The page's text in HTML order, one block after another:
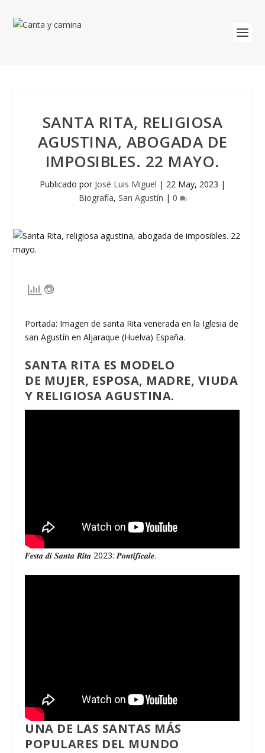
SANTA RITA, RELIGIOSA
AGUSTINA, ABOGADA DE
IMPOSIBLES. 22 MAYO.
Publicado por José Luis Miguel | 22 May, 2023 |
Biografía, San Agustín | 0
Portada: Imagen de santa Rita venerada en la Iglesia de
san Agustín en Aljaraque (Huelva) España.
SANTA RITA ES MODELO
DE MUJER, ESPOSA, MADRE, VIUDA
Y RELIGIOSA AGUSTINA.
𝑭𝒆𝒔𝒕𝒂 𝒅𝒊 𝑺𝒂𝒏𝒕𝒂 𝑹𝒊𝒕𝒂 2023: 𝑷𝒐𝒏𝒕𝒊𝒇𝒊𝒄𝒂𝒍𝒆.
UNA DE LAS SANTAS MÁS
POPULARES DEL MUNDO